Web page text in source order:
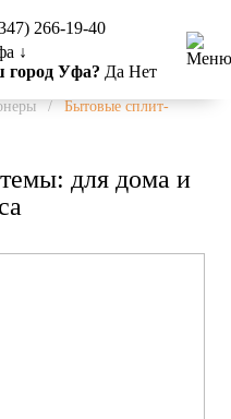
266-19-40
↓
город Уфа? Да Нет
/
Бытовые сплит-
для дома и